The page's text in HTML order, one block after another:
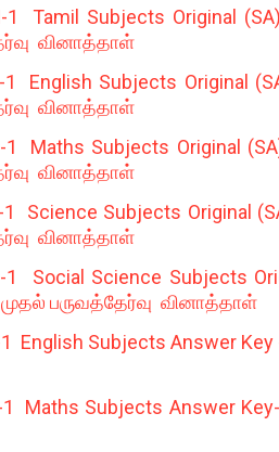
1 Tamil Subjects Original
வினாத்தாள்
English Subjects Original
வினாத்தாள்
Maths Subjects Original
வினாத்தாள்
Science Subjects Original
வினாத்தாள்
1 Social Science Subjects
முதல் பருவத்தேர்வு வினாத்தாள்
English Subjects Answer Key
Maths Subjects Answer Key-